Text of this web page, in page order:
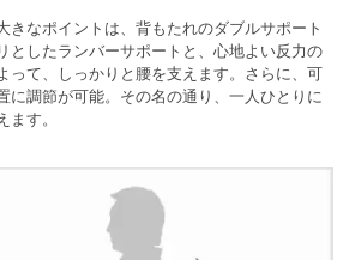
きなポイントは、背もたれのダブルサポート
としたランバーサポートと、心地よい反力の
って、しっかりと腰を支えます。さらに、可
に調節が可能。その名の通り、一人ひとりに
ます。